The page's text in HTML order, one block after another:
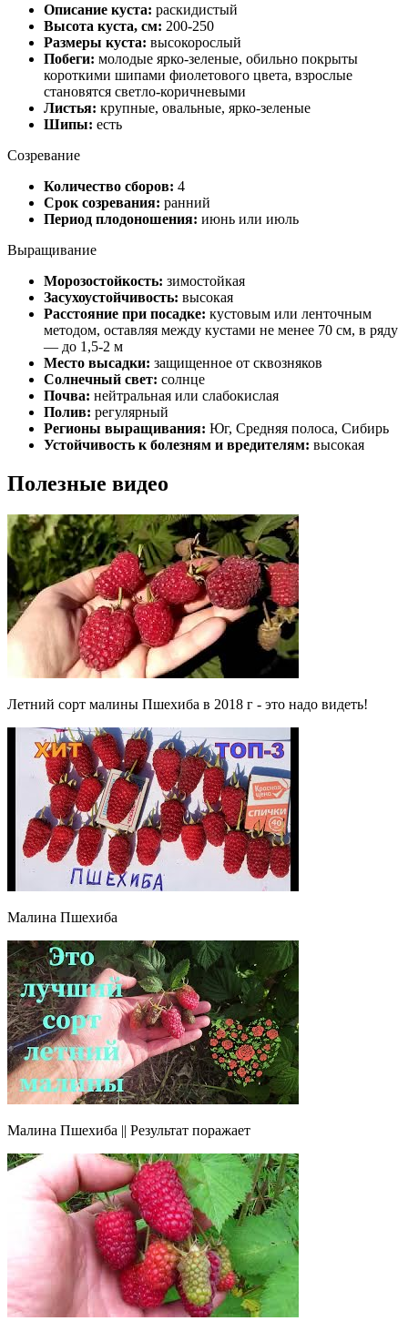
Описание куста: раскидистый
Высота куста, см: 200-250
Размеры куста: высокорослый
Побеги: молодые ярко-зеленые, обильно покрыты
короткими шипами фиолетового цвета, взрослые
становятся светло-коричневыми
Листья: крупные, овальные, ярко-зеленые
Шипы: есть
Созревание
Количество сборов: 4
Срок созревания: ранний
Период плодоношения: июнь или июль
Выращивание
Морозостойкость: зимостойкая
Засухоустойчивость: высокая
Расстояние при посадке: кустовым или ленточным
методом, оставляя между кустами не менее 70 см, в ряду
— до 1,5-2 м
Место высадки: защищенное от сквозняков
Солнечный свет: солнце
Почва: нейтральная или слабокислая
Полив: регулярный
Регионы выращивания: Юг, Средняя полоса, Сибирь
Устойчивость к болезням и вредителям: высокая
Полезные видео
Летний сорт малины Пшехиба в 2018 г - это надо видеть!
Малина Пшехиба
Малина Пшехиба || Результат поражает